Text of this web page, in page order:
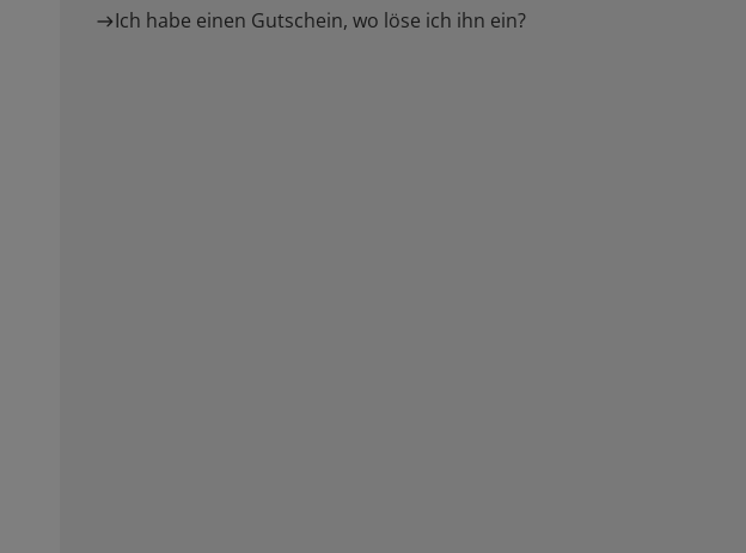
Ich habe einen Gutschein, wo löse ich ihn ein?